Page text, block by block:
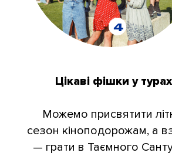
4
Цікаві фішки у турах
Можемо присвятити
сезон кіноподорожам, а
— грати в Таємного